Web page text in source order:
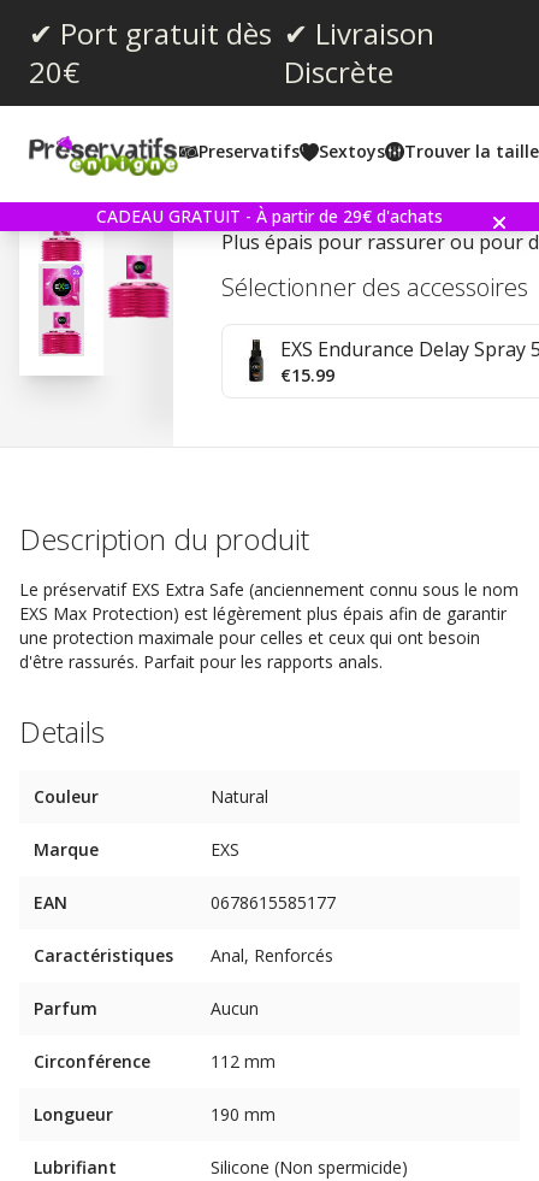
✔ Port gratuit dès
20€
✔ Livraison
Discrète
Preservatifs Sextoys Trouver la
CADEAU GRATUIT - À partir de 29€ d'achats
Commentaires (1)
EXS Extra Safe 24
Plus épais pour rassurer ou pour
Sélectionner des accessoires
EXS Endurance Delay Spray
€15.99
Description du produit
Le préservatif EXS Extra Safe (anciennement connu sous le nom
EXS Max Protection) est légèrement plus épais afin de garantir
une protection maximale pour celles et ceux qui ont besoin
d'être rassurés. Parfait pour les rapports anals.
Details
Couleur Natural
Marque EXS
EAN 0678615585177
Caractéristiques Anal, Renforcés
Parfum Aucun
Circonférence 112 mm
Longueur 190 mm
Lubrifiant Silicone (Non spermicide)